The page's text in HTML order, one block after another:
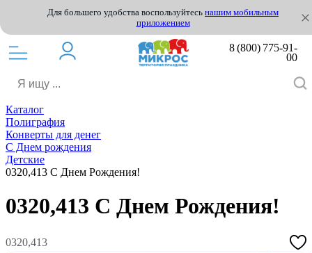
Для большего удобства воспользуйтесь нашим мобильным
приложением
8 (800) 775-91-
00
Каталог
Полиграфия
Конверты для денег
С Днем рождения
Детские
0320,413 С Днем Рождения!
0320,413 С Днем Рождения!
0320,413